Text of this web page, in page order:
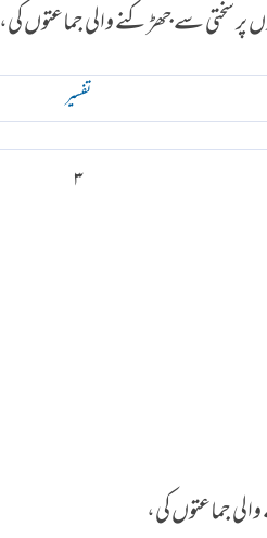
پر سختی سے جھڑکنے والی جماعتوں کی،
تفسير
۳
جماعتوں کی،